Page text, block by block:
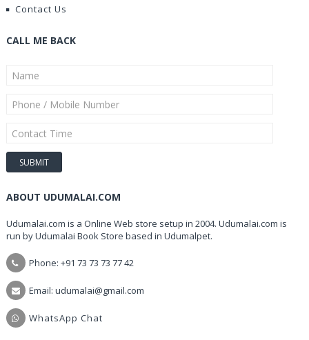
Contact Us
CALL ME BACK
ABOUT UDUMALAI.COM
Udumalai.com is a Online Web store setup in 2004. Udumalai.com is
run by Udumalai Book Store based in Udumalpet.
Phone: +91 73 73 73 77 42
Email: udumalai@gmail.com
WhatsApp Chat